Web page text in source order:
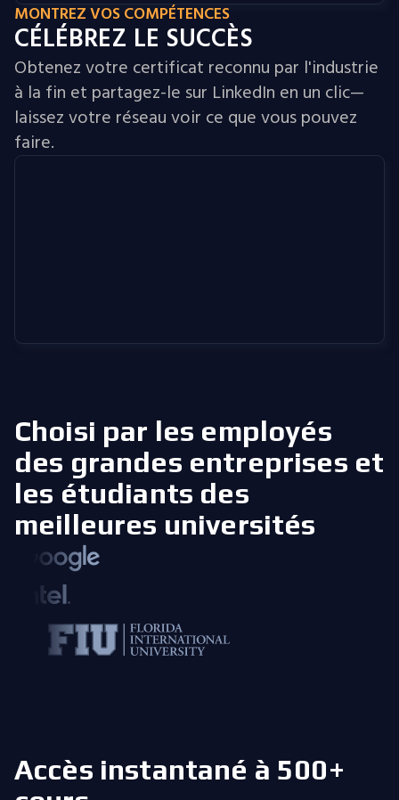
MONTREZ VOS COMPÉTENCES
CÉLÉBREZ LE SUCCÈS
Obtenez votre certificat reconnu par l'industrie
à la fin et partagez-le sur LinkedIn en un clic—
laissez votre réseau voir ce que vous pouvez
faire.
Choisi par les employés
des grandes entreprises et
les étudiants des
meilleures universités
Accès instantané à 500+